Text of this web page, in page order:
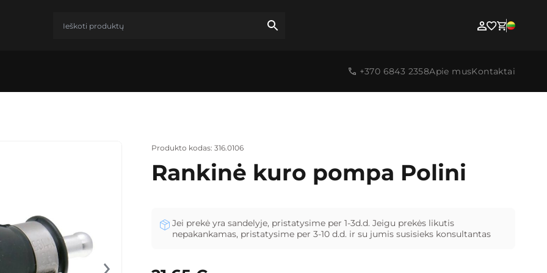
+370 6843 2358Apie musKontaktai
Produkto kodas: 316.0106
Rankinė kuro pompa Polini
Jei prekė yra sandelyje, pristatysime per 1-3d.d. Jeigu prekės likutis
nepakankamas, pristatysime per 3-10 d.d. ir su jumis susisieks konsultantas